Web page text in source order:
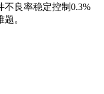
良率稳定控制0.3%
。